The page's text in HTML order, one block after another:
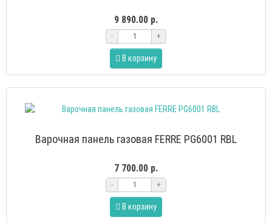
9 890.00 р.
- +
В корзину
Варочная панель газовая FERRE PG6001 RBL
7 700.00 р.
- +
В корзину